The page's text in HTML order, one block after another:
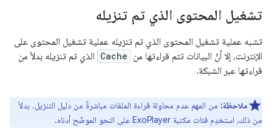
تشغيل المحتوى الذي تم تنزيله
تشبه عملية تشغيل المحتوى الذي تم تنزيله عملية تشغيل المحتوى على
الإنترنت، إلا أنّ البيانات تتم قراءتها من Cache الذي تم تنزيله بدلاً من
قراءتها عبر الشبكة.
ملاحظة: من المهم عدم محاولة قراءة الملفات مباشرةً من دليل التنزيل. بدلاً
من ذلك، استخدِم فئات مكتبة ExoPlayer على النحو الموضّح أدناه.